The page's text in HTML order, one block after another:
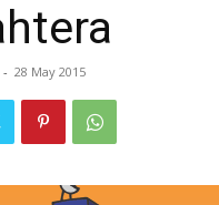
- 28 May 2015